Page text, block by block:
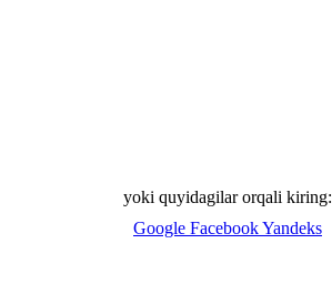
yoki quyidagilar orqali kiring:
Google FacebookYandeks